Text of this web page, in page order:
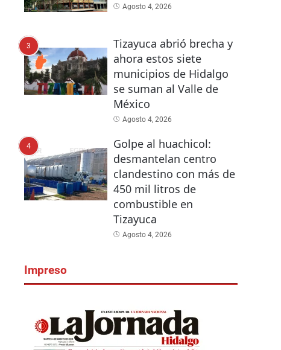
Agosto 4, 2026
3
Tizayuca abrió brecha y
ahora estos siete
municipios de Hidalgo
se suman al Valle de
México
Agosto 4, 2026
4
Golpe al huachicol:
desmantelan centro
clandestino con más de
450 mil litros de
combustible en
Tizayuca
Agosto 4, 2026
Impreso